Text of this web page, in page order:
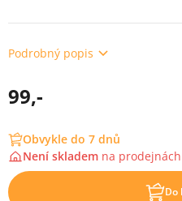
Podrobný popis
99,-
Obvykle do 7 dnů
Není skladem na prodejnách
Do